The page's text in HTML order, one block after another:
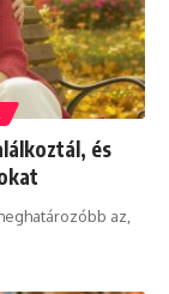
és
az,